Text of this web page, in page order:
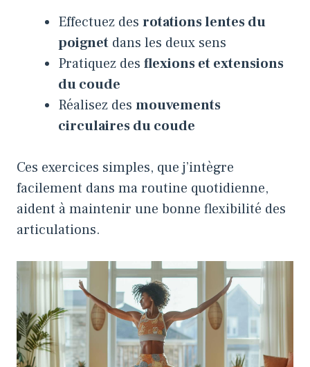
Effectuez des rotations lentes du
poignet dans les deux sens
Pratiquez des flexions et extensions
du coude
Réalisez des mouvements
circulaires du coude
Ces exercices simples, que j’intègre
facilement dans ma routine quotidienne,
aident à maintenir une bonne flexibilité des
articulations.